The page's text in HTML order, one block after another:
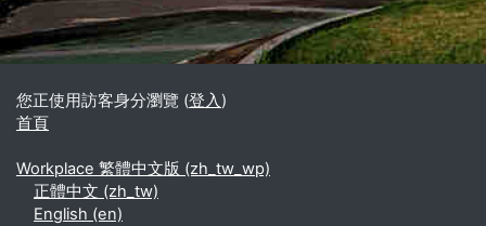
您正使用訪客身分瀏覽 (登入)
首頁
Workplace 繁體中文版 ‎(zh_tw_wp)‎
正體中文 ‎(zh_tw)‎
English ‎(en)‎